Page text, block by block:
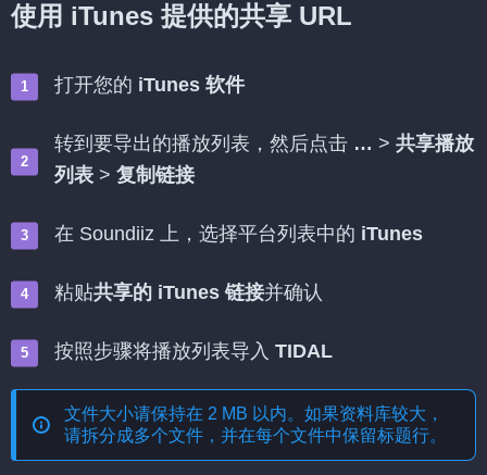
使用 iTunes 提供的共享 URL
打开您的 iTunes 软件
转到要导出的播放列表，然后点击 … > 共享播放
列表 > 复制链接
在 Soundiiz 上，选择平台列表中的 iTunes
粘贴共享的 iTunes 链接并确认
按照步骤将播放列表导入 TIDAL
文件大小请保持在 2 MB 以内。如果资料库较大，
请拆分成多个文件，并在每个文件中保留标题行。